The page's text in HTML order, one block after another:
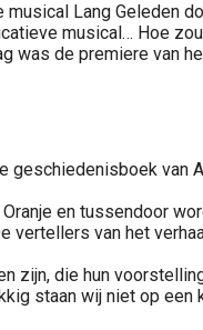
Lang Geleden
musical… Hoe
was de premiere van
en tussendoor
van het
zijn, die hun
staan wij niet op